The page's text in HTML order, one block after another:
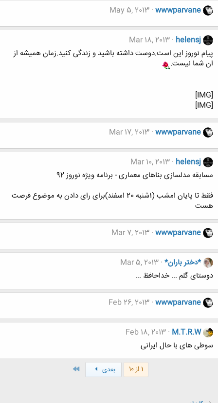
wwwparvane
May 5, 2013
helensj
Mar 18, 2013
پیام نوروز این است.دوست داشته باشید و زندگی کنید.زمان همیشه از
ان شما نیست.
[IMG]
[IMG]
wwwparvane
Mar 17, 2013
helensj
Mar 10, 2013
مسابقه مدلسازی بناهای معماری - برنامه ویژه نوروز 92
فقط تا پایان امشب (1شنبه 20 اسفند)برای رای دادن به موضوع فرصت
هست
wwwparvane
Mar 7, 2013
*دختر باران* Mar 5, 2013
دوستای گلم ... خداحافظ ...
wwwparvane
Feb 26, 2013
M.T.R.W
Feb 18, 2013
سوطی های با حال ایرانی
1 از 10 بعدی